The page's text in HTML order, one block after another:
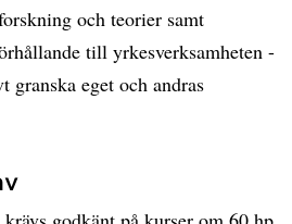
och teorier samt
till yrkesverksamheten -
eget och andras